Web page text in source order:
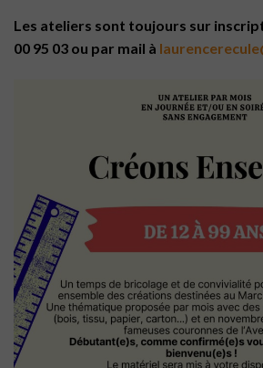
Les ateliers sont toujours sur
00 95 03 ou par mail à